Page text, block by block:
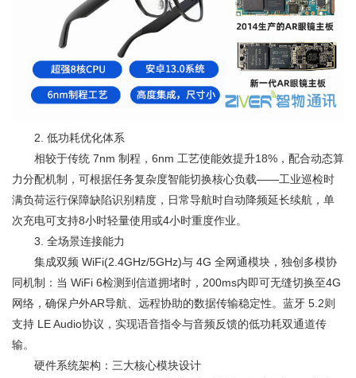
2. 低功耗优化体系
相较于传统 7nm 制程，6nm 工艺使能效提升18%，配合动态算
力分配机制，可根据任务复杂度智能切换核心负载——工业巡检时
满负荷运行保障缺陷识别精度，日常导航时自动降频延长续航，单
次充电可支持8小时轻量使用或4小时重度作业。
3. 全场景连接能力
集成双频 WiFi(2.4GHz/5GHz)与 4G 全网通模块，独创多模协
同机制：当 WiFi 6检测到信道拥堵时，200ms内即可无缝切换至4G
网络，确保户外AR导航、远程协助的数据传输稳定性。蓝牙 5.2则
支持 LE Audio协议，实现语音指令与音频反馈的低功耗双通道传
输。
硬件系统架构：三大核心模块设计